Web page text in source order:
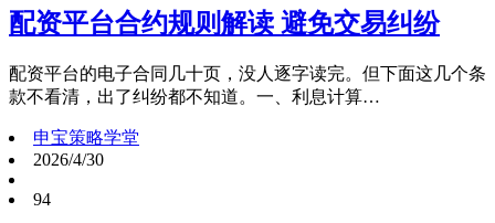
配资平台合约规则解读 避免交易纠纷
配资平台的电子合同几十页，没人逐字读完。但下面这几个条
款不看清，出了纠纷都不知道。一、利息计算…
申宝策略学堂
2026/4/30
94